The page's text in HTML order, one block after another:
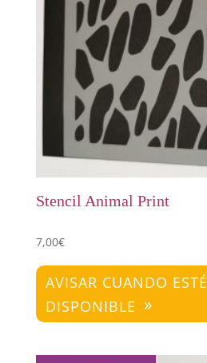
Stencil Animal Print
7,00€
AVISAR CUANDO ESTÉ
DISPONIBLE